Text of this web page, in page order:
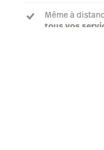
Même à
tous vos